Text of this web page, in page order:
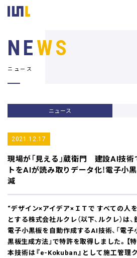
NEWS
ニュース
ニュース
2021.12.17
現場が「見える」蔵衛門 建設AI技術
トをAIが読み取りデータ化！電子小
減
“デザイン×アイデア×ＩＴで すべての人
とする株式会社ルクレ（以下、ルクレ）は
電子小黒板を自動作成するAI技術、「電
黒板生成方法」で特許を取得しました。【
本技術は『e-Kokuban』として施工管理